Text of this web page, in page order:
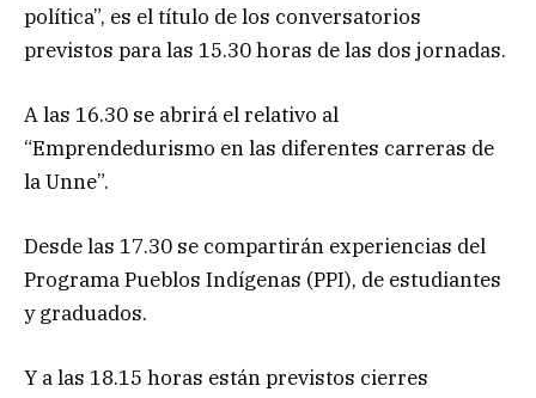
política”, es el título de los conversatorios
previstos para las 15.30 horas de las dos jornadas.
A las 16.30 se abrirá el relativo al
“Emprendedurismo en las diferentes carreras de
la Unne”.
Desde las 17.30 se compartirán experiencias del
Programa Pueblos Indígenas (PPI), de estudiantes
y graduados.
Y a las 18.15 horas están previstos cierres